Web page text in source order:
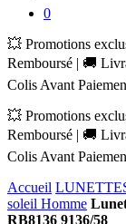
0
💥 Promotions
Remboursé | 🚚
Colis Avant
💥 Promotions
Remboursé | 🚚
Colis Avant
Accueil
soleil Homme
RB8136 9136/58